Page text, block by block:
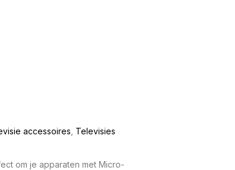
accessoires Televisies
om je apparaten met Micro-